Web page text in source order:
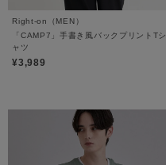
Right-on（MEN）
「CAMP7」手書き風バックプリントTシ
ャツ
¥3,989